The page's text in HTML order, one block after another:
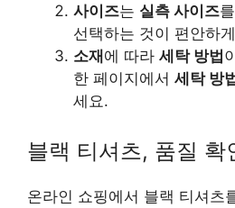
사이즈는 실측 사이즈
선택하는 것이 편안하
소재에 따라 세탁 방법
한 페이지에서 세탁 방
세요.
블랙 티셔츠, 품질 확
온라인 쇼핑에서 블랙 티셔츠